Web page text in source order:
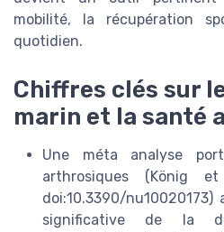
mobilité, la récupération
quotidien.
Chiffres clés sur
marin et la santé
Une méta analyse
arthrosiques (König
doi:10.3390/
significative de la